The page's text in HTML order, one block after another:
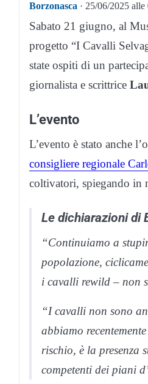
Borzonasca · 25/06/2025 alle
Sabato 21 giugno, al
progetto “I Cavalli
state ospiti di un
giornalista e scrittrice
L’evento
L’evento è stato anche
consigliere regionale
coltivatori, spiegando in
Le dichiarazioni di
“Continuiamo a
popolazione,
i cavalli rewild – non
“I cavalli non sono
abbiamo
rischio, è la presenza
competenti dei piani